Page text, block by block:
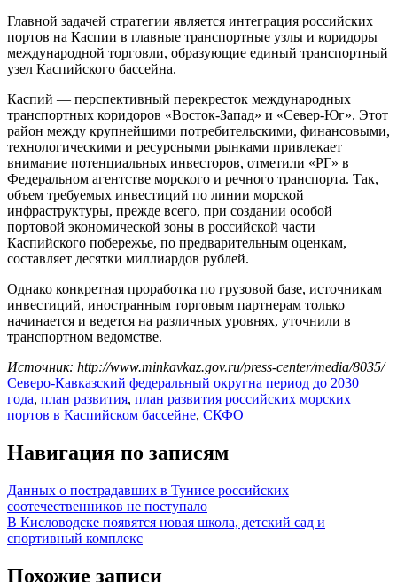
Главной задачей стратегии является интеграция российских
портов на Каспии в главные транспортные узлы и коридоры
международной торговли, образующие единый транспортный
узел Каспийского бассейна.
Каспий — перспективный перекресток международных
транспортных коридоров «Восток-Запад» и «Север-Юг». Этот
район между крупнейшими потребительскими, финансовыми,
технологическими и ресурсными рынками привлекает
внимание потенциальных инвесторов, отметили «РГ» в
Федеральном агентстве морского и речного транспорта. Так,
объем требуемых инвестиций по линии морской
инфраструктуры, прежде всего, при создании особой
портовой экономической зоны в российской части
Каспийского побережье, по предварительным оценкам,
составляет десятки миллиардов рублей.
Однако конкретная проработка по грузовой базе, источникам
инвестиций, иностранным торговым партнерам только
начинается и ведется на различных уровнях, уточнили в
транспортном ведомстве.
Источник: http://www.minkavkaz.gov.ru/press-center/media/8035/
Северо-Кавказский федеральный округна период до 2030
года, план развития, план развития российских морских
портов в Каспийском бассейне, СКФО
Навигация по записям
Данных о пострадавших в Тунисе российских
соотечественников не поступало
В Кисловодске появятся новая школа, детский сад и
спортивный комплекс
Похожие записи